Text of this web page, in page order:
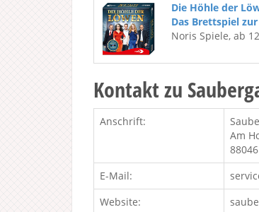
Die Höhle der
Das Brettspiel
Noris Spiele, ab
Kontakt zu
Anschrift:
Am
E-Mail:
Website: